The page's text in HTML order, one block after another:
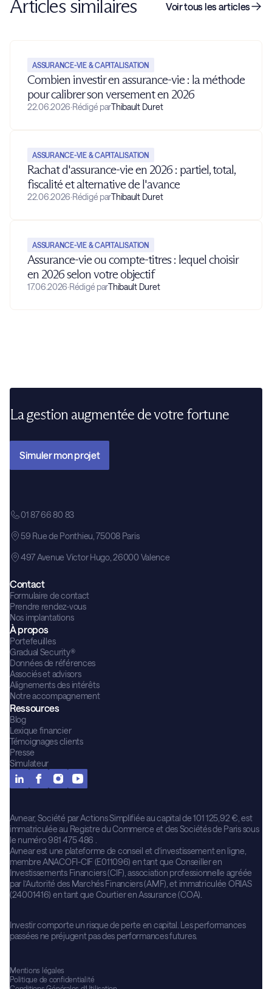
Articles similaires Voir tous les articles
ASSURANCE-VIE & CAPITALISATION
Combien investir en assurance-vie : la méthode
pour calibrer son versement en 2026
22.06.2026·Rédigé parThibault Duret
ASSURANCE-VIE & CAPITALISATION
Rachat d'assurance-vie en 2026 : partiel, total,
fiscalité et alternative de l'avance
22.06.2026·Rédigé parThibault Duret
ASSURANCE-VIE & CAPITALISATION
Assurance-vie ou compte-titres : lequel choisir
en 2026 selon votre objectif
17.06.2026·Rédigé parThibault Duret
La gestion augmentée de votre fortune
Simuler mon projet
01 87 66 80 83
59 Rue de Ponthieu, 75008 Paris
497 Avenue Victor Hugo, 26000 Valence
Contact
Formulaire de contact
Prendre rendez-vous
Nos implantations
À propos
Portefeuilles
Gradual Security®
Données de références
Associés et advisors
Alignements des intérêts
Notre accompagnement
Ressources
Blog
Lexique financier
Témoignages clients
Presse
Simulateur
Avnear, Société par Actions Simplifiée au capital de 101 125,92 €, est
immatriculée au Registre du Commerce et des Sociétés de Paris sous
le numéro 981 475 486 .
Avnear est une plateforme de conseil et d’investissement en ligne,
membre ANACOFI-CIF (E011096) en tant que Conseiller en
Investissements Financiers (CIF), association professionnelle agréée
par l’Autorité des Marchés Financiers (AMF), et immatriculée ORIAS
(24001416) en tant que Courtier en Assurance (COA).
Investir comporte un risque de perte en capital. Les performances
passées ne préjugent pas des performances futures.
Mentions légales
Politique de confidentialité